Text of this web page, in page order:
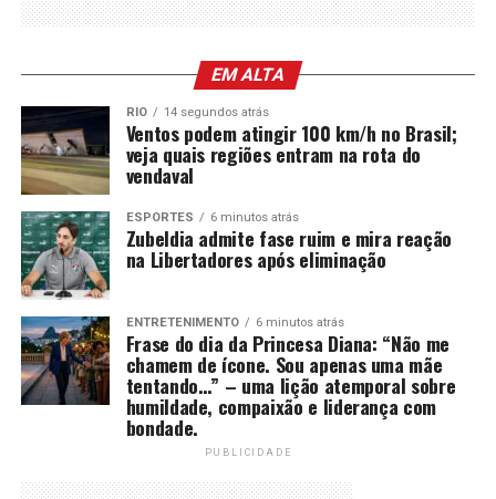
EM ALTA
RIO 14 segundos atrás
Ventos podem atingir 100 km/h no Brasil;
veja quais regiões entram na rota do
vendaval
ESPORTES 6 minutos atrás
Zubeldia admite fase ruim e mira reação
na Libertadores após eliminação
ENTRETENIMENTO 6 minutos atrás
Frase do dia da Princesa Diana: “Não me
chamem de ícone. Sou apenas uma mãe
tentando…” – uma lição atemporal sobre
humildade, compaixão e liderança com
bondade.
PUBLICIDADE